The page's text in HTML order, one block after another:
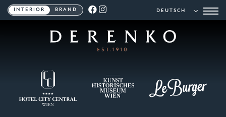
INTERIOR BRAND